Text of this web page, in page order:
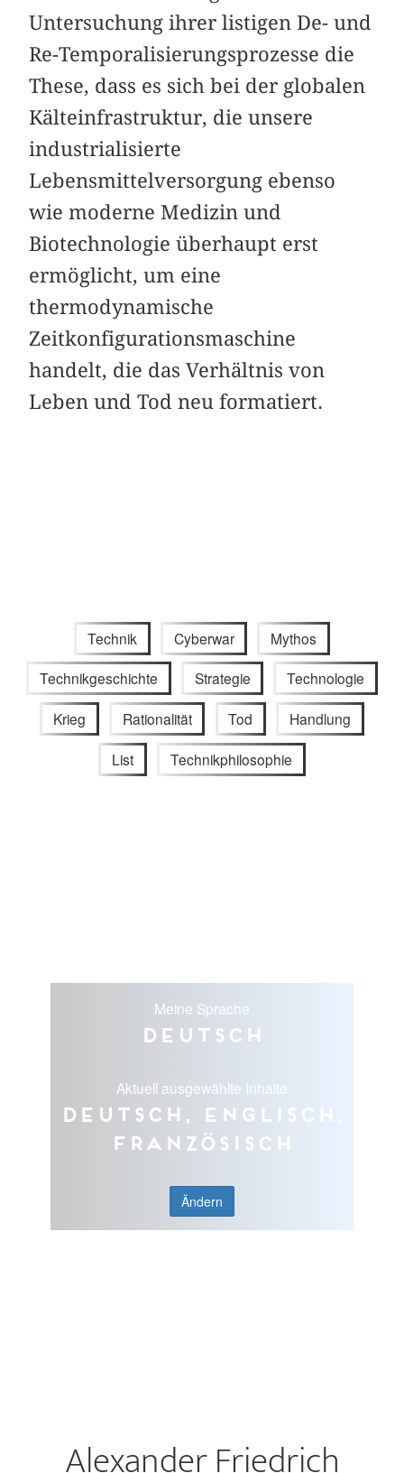
Untersuchung ihrer listigen De- und
Re-Temporalisierungsprozesse die
These, dass es sich bei der globalen
Kälteinfrastruktur, die unsere
industrialisierte
Lebensmittelversorgung ebenso
wie moderne Medizin und
Biotechnologie überhaupt erst
ermöglicht, um eine
thermodynamische
Zeitkonfigurationsmaschine
handelt, die das Verhältnis von
Leben und Tod neu formatiert.
Technik Cyberwar Mythos
Technikgeschichte Strategie Technologie
Krieg Rationalität Tod Handlung
List Technikphilosophie
Meine Sprache
Deutsch
Aktuell ausgewählte Inhalte
Deutsch, Englisch,
Französisch
Ändern